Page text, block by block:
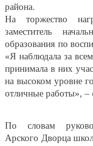
района.
На торжество
заместитель
образования по
«Я наблюдала за
принимала в них
на высоком уровне
отличные работы»,
По словам
Арского Дворца